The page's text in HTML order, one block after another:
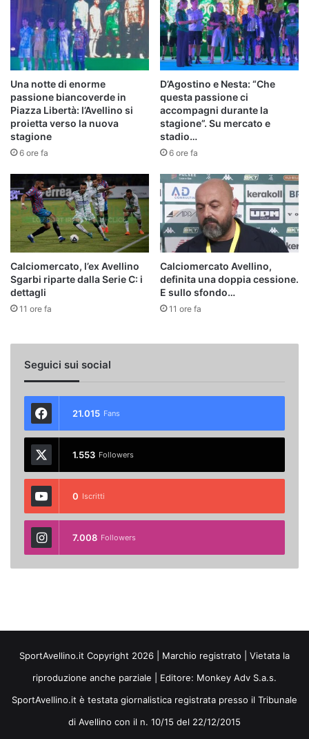
Una notte di enorme
passione biancoverde in
Piazza Libertà: l’Avellino si
proietta verso la nuova
stagione
6 ore fa
D’Agostino e Nesta: “Che
questa passione ci
accompagni durante la
stagione”. Su mercato e
stadio…
6 ore fa
Calciomercato, l’ex Avellino
Sgarbi riparte dalla Serie C: i
dettagli
11 ore fa
Calciomercato Avellino,
definita una doppia cessione.
E sullo sfondo…
11 ore fa
Seguici sui social
21.015 Fans
1.553 Followers
0 Iscritti
7.008 Followers
SportAvellino.it Copyright 2026 | Marchio registrato | Vietata la
riproduzione anche parziale | Editore: Monkey Adv S.a.s.
SportAvellino.it è testata giornalistica registrata presso il Tribunale
di Avellino con il n. 10/15 del 22/12/2015